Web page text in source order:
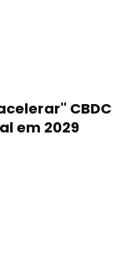
CBDC
em 2029